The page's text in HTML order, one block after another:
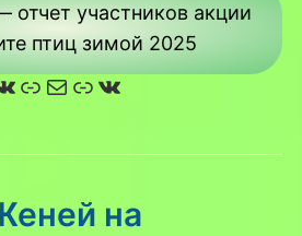
отчет участников акции
птиц зимой 2025
Ссылка
Почта
Ссылка
ВКонтакте
на